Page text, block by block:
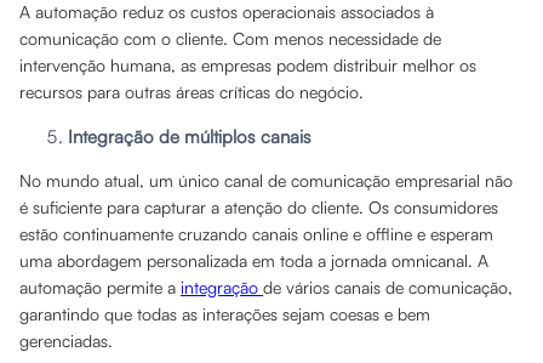
A automação reduz os custos operacionais associados à
comunicação com o cliente. Com menos necessidade de
intervenção humana, as empresas podem distribuir melhor os
recursos para outras áreas críticas do negócio.
Integração de múltiplos canais
No mundo atual, um único canal de comunicação empresarial não
é suficiente para capturar a atenção do cliente. Os consumidores
estão continuamente cruzando canais online e offline e esperam
uma abordagem personalizada em toda a jornada omnicanal. A
automação permite a integração de vários canais de comunicação,
garantindo que todas as interações sejam coesas e bem
gerenciadas.